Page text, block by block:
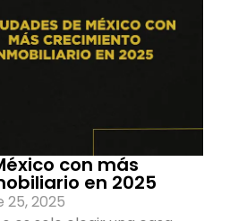
con más
en 2025
2025